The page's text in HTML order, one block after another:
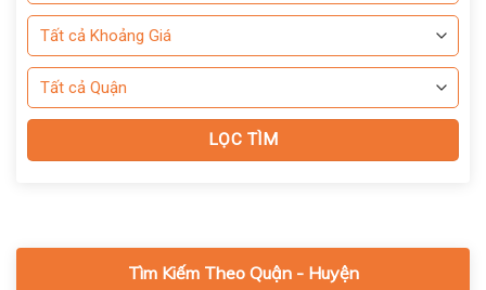
Tìm Kiếm Theo Quận - Huyện